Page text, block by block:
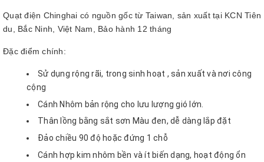
Quạt điện Chinghai có nguồn gốc từ Taiwan, sản xuất tại KCN Tiên
du, Bắc Ninh, Việt Nam, Bảo hành 12 tháng
Đặc điểm chính:
Sử dụng rộng rãi, trong sinh hoạt , sản xuất và nơi công
cộng
Cánh Nhôm bản rộng cho lưu lượng gió lớn.
Thân lồng bằng sắt sơn Màu đen, dễ dàng lắp đặt
Đảo chiều 90 độ hoặc đứng 1 chỗ
Cánh hợp kim nhôm bền và ít biến dạng, hoạt động ổn